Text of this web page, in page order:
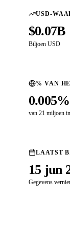
USD-
$0.07B
Biljoen USD
% VAN
0.005%
van 21 miljoen
LAATST
15 jun
Gegevens